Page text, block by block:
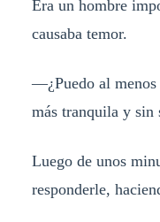
Era un hombre
causaba temor.
—¿Puedo al
más tranquila y sin
Luego de unos
responderle,